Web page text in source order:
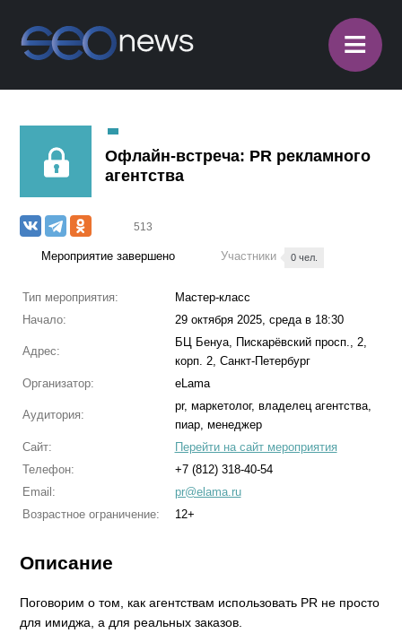
≡
Офлайн-встреча: PR рекламного
агентства
513
Мероприятие завершено Участники 0 чел.
Тип мероприятия:
Мастер-класс
Начало:
29 октября 2025, среда в 18:30
Адрес:
БЦ Бенуа, Пискарёвский просп., 2,
корп. 2, Санкт-Петербург
Организатор:
eLama
Аудитория:
pr, маркетолог, владелец агентства,
пиар, менеджер
Сайт:
Перейти на сайт мероприятия
Телефон:
+7 (812) 318-40-54
Email:
pr@elama.ru
Возрастное ограничение:
12+
Описание
Поговорим о том, как агентствам использовать PR не просто
для имиджа, а для реальных заказов.